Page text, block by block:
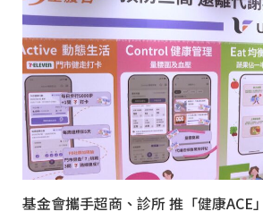
基金會攜手超商、診所 推「健康ACE